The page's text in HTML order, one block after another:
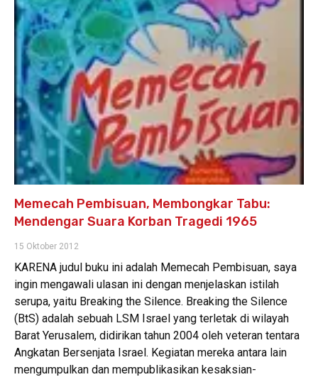
Memecah Pembisuan, Membongkar Tabu:
Mendengar Suara Korban Tragedi 1965
15 Oktober 2012
KARENA judul buku ini adalah Memecah Pembisuan, saya
ingin mengawali ulasan ini dengan menjelaskan istilah
serupa, yaitu Breaking the Silence. Breaking the Silence
(BtS) adalah sebuah LSM Israel yang terletak di wilayah
Barat Yerusalem, didirikan tahun 2004 oleh veteran tentara
Angkatan Bersenjata Israel. Kegiatan mereka antara lain
mengumpulkan dan mempublikasikan kesaksian-